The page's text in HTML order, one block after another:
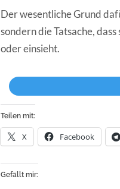
Der wesentliche Grund
sondern die Tatsache,
oder einsieht.
Teilen mit:
X Facebook
Gefällt mir: